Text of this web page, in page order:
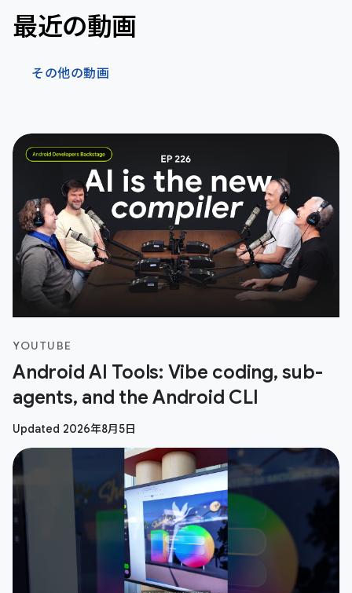
最近の動画
その他の動画
YOUTUBE
Android AI Tools: Vibe coding, sub-
agents, and the Android CLI
Updated 2026年8月5日